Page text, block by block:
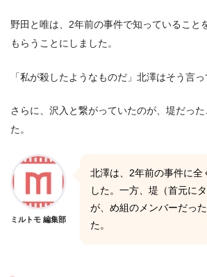
野田と唯は、2年前の事件で知っていること
もらうことにしました。
「私が殺したようなものだ」北澤はそう言
さらに、沢入と繋がっていたのが、堤だっ
た。
ミルトモ 編集部
北澤は、2年前の事件に全
した。一方、堤（首元に
が、め組のメンバーだっ
た。